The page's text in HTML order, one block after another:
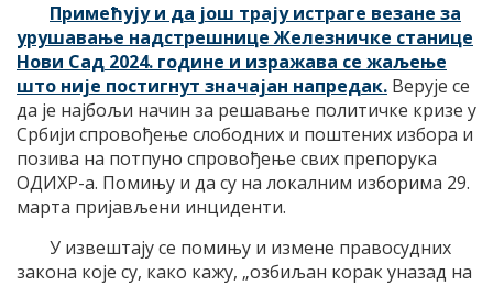
Примећују и да још трају истраге везане за
урушавање надстрешнице Железничке станице
Нови Сад 2024. године и изражава се жаљење
што није постигнут значајан напредак. Верује се
да је најбољи начин за решавање политичке кризе у
Србији спровођење слободних и поштених избора и
позива на потпуно спровођење свих препорука
ОДИХР-а. Помињу и да су на локалним изборима 29.
марта пријављени инциденти.
У извештају се помињу и измене правосудних
закона које су, како кажу, „озбиљан корак уназад на